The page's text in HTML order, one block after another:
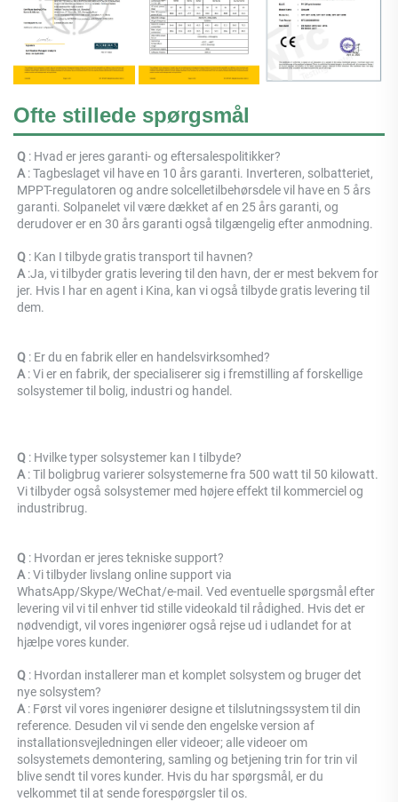
Ofte stillede spørgsmål
Q : Hvad er jeres garanti- og eftersalespolitikker?
A : Tagbeslaget vil have en 10 års garanti. Inverteren, solbatteriet,
MPPT-regulatoren og andre solcelletilbehørsdele vil have en 5 års
garanti. Solpanelet vil være dækket af en 25 års garanti, og
derudover er en 30 års garanti også tilgængelig efter anmodning.
Q : Kan I tilbyde gratis transport til havnen?
A :Ja, vi tilbyder gratis levering til den havn, der er mest bekvem for
jer. Hvis I har en agent i Kina, kan vi også tilbyde gratis levering til
dem.
Q : Er du en fabrik eller en handelsvirksomhed?
A : Vi er en fabrik, der specialiserer sig i fremstilling af forskellige
solsystemer til bolig, industri og handel.
Q : Hvilke typer solsystemer kan I tilbyde?
A : Til boligbrug varierer solsystemerne fra 500 watt til 50 kilowatt.
Vi tilbyder også solsystemer med højere effekt til kommerciel og
industribrug.
Q : Hvordan er jeres tekniske support?
A : Vi tilbyder livslang online support via
WhatsApp/Skype/WeChat/e-mail. Ved eventuelle spørgsmål efter
levering vil vi til enhver tid stille videokald til rådighed. Hvis det er
nødvendigt, vil vores ingeniører også rejse ud i udlandet for at
hjælpe vores kunder.
Q : Hvordan installerer man et komplet solsystem og bruger det
nye solsystem?
A : Først vil vores ingeniører designe et tilslutningssystem til din
reference. Desuden vil vi sende den engelske version af
installationsvejledningen eller videoer; alle videoer om
solsystemets demontering, samling og betjening trin for trin vil
blive sendt til vores kunder. Hvis du har spørgsmål, er du
velkommet til at sende forespørgsler til os.